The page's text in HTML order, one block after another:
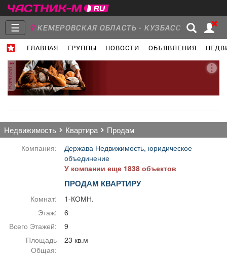
☰ КЕМЕРОВСКАЯ ОБЛАСТЬ - КУЗБАСС
ГЛАВНАЯ ГРУППЫ НОВОСТИ ОБЪЯВЛЕНИЯ
Главная
Группы Новости
реклама
недвижимость квартира продам
Компания:
Держава Недвижимость, юридическое
объединение
У компании еще 1838 объектов
ПРОДАМ КВАРТИРУ
Комнат:
1-КОМН.
Этаж:
6
Всего Этажей:
9
Площадь
Общая:
23 кв.м